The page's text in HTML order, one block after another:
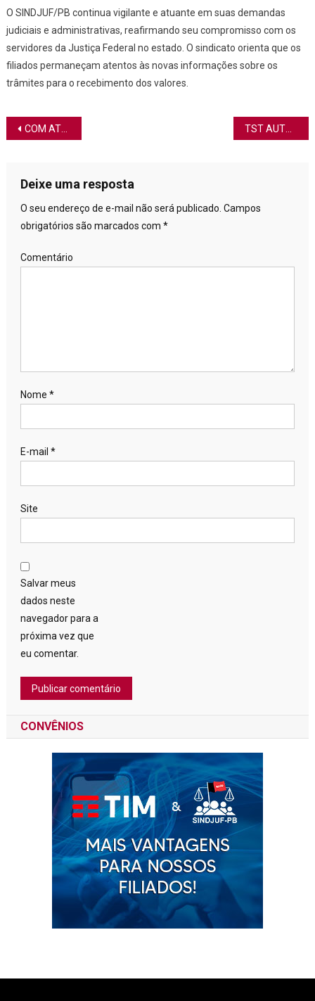
O SINDJUF/PB continua vigilante e atuante em suas demandas
judiciais e administrativas, reafirmando seu compromisso com os
servidores da Justiça Federal no estado. O sindicato orienta que os
filiados permaneçam atentos às novas informações sobre os
trâmites para o recebimento dos valores.
Navegação de Post
COM ATUAÇÃO DO SINDJUF/PB, TRT13 RECONHECE DIREITO A HORAS EXTRAS EM SOBREJORNADA TST AUTORIZA PAGAMENTO DA VPI AOS SERVIDORES DO TRT13 APÓS REIVINDICAÇÕES DO SINDJUF/PB
Deixe uma resposta
O seu endereço de e-mail não será publicado. Campos
obrigatórios são marcados com *
Comentário
Nome *
E-mail *
Site
Salvar meus
dados neste
navegador para a
próxima vez que
eu comentar.
CONVÊNIOS